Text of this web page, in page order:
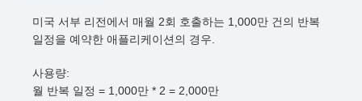
미국 서부 리전에서 매월 2회 호출하는 1,000만 건의 반복
일정을 예약한 애플리케이션의 경우.
사용량:
월 반복 일정 = 1,000만 * 2 = 2,000만